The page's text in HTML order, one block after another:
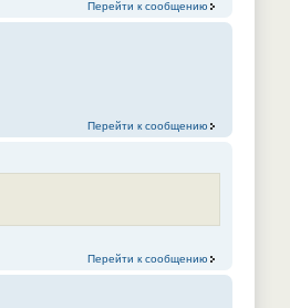
Перейти к сообщению
Перейти к сообщению
Перейти к сообщению